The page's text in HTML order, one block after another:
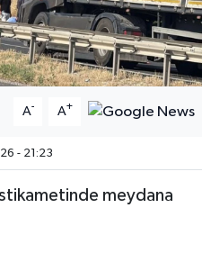
A- A+
- 21:23
meydana